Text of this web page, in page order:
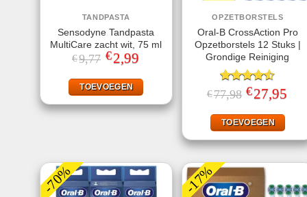
TANDPASTA
Sensodyne Tandpasta
MultiCare zacht wit, 75 ml
€9,77 Oorspronkelijke
prijs
€9,77.
€2,99Huidige
€2,99.
TOEVOEGEN
OPZETBORSTELS
Oral-B CrossAction Pro
Opzetborstels 12 Stuks |
Grondige Reiniging
Gewaardeerd
4.50uit 5
€77,98
prijs
€77,98.
€27,95
TOEVOEGEN
-70% -17%